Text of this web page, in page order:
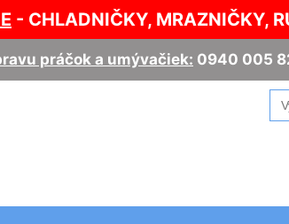
- CHLADNIČKY, MRAZNIČKY,
práčok a umývačiek: 0940 005